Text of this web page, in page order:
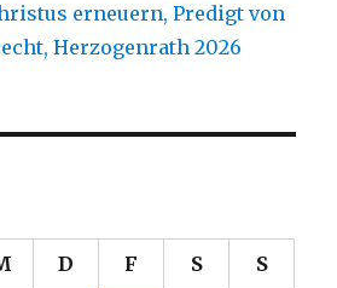
erneuern, Predigt von
Herzogenrath 2026
D F S S